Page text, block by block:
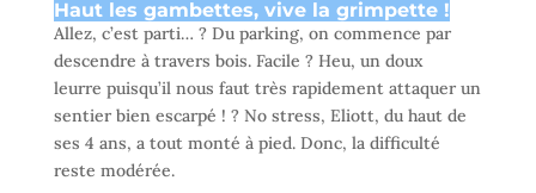
Haut les gambettes, vive la grimpette !
Allez, c’est parti… ? Du parking, on commence par
descendre à travers bois. Facile ? Heu, un doux
leurre puisqu’il nous faut très rapidement attaquer un
sentier bien escarpé ! ? No stress, Eliott, du haut de
ses 4 ans, a tout monté à pied. Donc, la difficulté
reste modérée.